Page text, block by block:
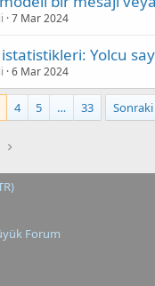
7 Mar 2024
Yolcu
6 Mar 2024
4 5 … 33 Sonraki
Forum